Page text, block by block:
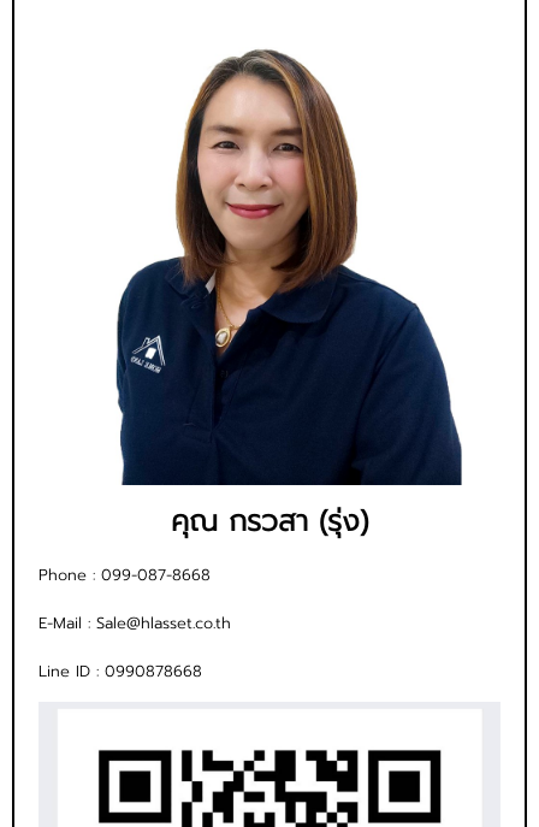
คุณ กรวสา (รุ่ง)
Phone : 099-087-8668
E-Mail : Sale@hlasset.co.th
Line ID : 0990878668